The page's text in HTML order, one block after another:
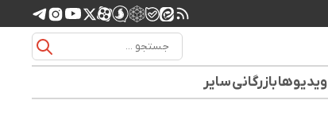
ویدیوهابازرگانیسایر